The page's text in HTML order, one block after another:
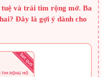
và trái tim rộng mở. Ba
Đây là gợi ý dành cho